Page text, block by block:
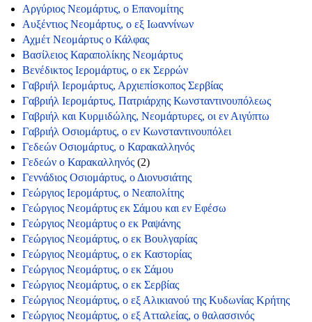
Αργύριος Νεομάρτυς, ο Επανομίτης
Αυξέντιος Νεομάρτυς, ο εξ Ιωαννίνων
Αχμέτ Νεομάρτυς ο Κάλφας
Βασίλειος Καραπολίκης Νεομάρτυς
Βενέδικτος Ιερομάρτυς, ο εκ Σερρών
Γαβριήλ Ιερομάρτυς, Αρχιεπίσκοπος Σερβίας
Γαβριήλ Ιερομάρτυς, Πατριάρχης Κωνσταντινουπόλεως
Γαβριήλ και Κυρμιδώλης, Νεομάρτυρες, οι εν Αιγύπτω
Γαβριήλ Οσιομάρτυς, ο εν Κωνσταντινουπόλει
Γεδεών Οσιομάρτυς, ο Καρακαλληνός
Γεδεών ο Καρακαλληνός (2)
Γεννάδιος Οσιομάρτυς, ο Διονυσιάτης
Γεώργιος Ιερομάρτυς, ο Νεαπολίτης
Γεώργιος Νεομάρτυς εκ Σάμου και εν Εφέσω
Γεώργιος Νεομάρτυς ο εκ Ραψάνης
Γεώργιος Νεομάρτυς, ο εκ Βουλγαρίας
Γεώργιος Νεομάρτυς, ο εκ Καστορίας
Γεώργιος Νεομάρτυς, ο εκ Σάμου
Γεώργιος Νεομάρτυς, ο εκ Σερβίας
Γεώργιος Νεομάρτυς, ο εξ Αλικιανού της Κυδωνίας Κρήτης
Γεώργιος Νεομάρτυς, ο εξ Ατταλείας, ο θαλασσινός